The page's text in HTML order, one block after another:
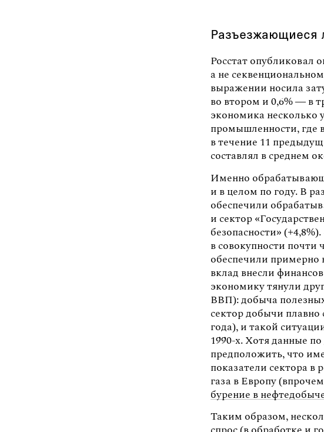
Разъезжающиеся
Росстат
а не
выражении носила
во втором и 0,6% — в
экономика несколько
промышленности, где
в течение 11
составлял в среднем
Именно
и в целом по году. В
обеспечили
и сектор
безопасности»
в совокупности
обеспечили примерно
вклад внесли
экономику тянули
ВВП): добыча
сектор добычи плавно
года), и такой
1990-х. Хотя данные
предположить, что
показатели сектора в
газа в Европу
бурение в
Таким образом,